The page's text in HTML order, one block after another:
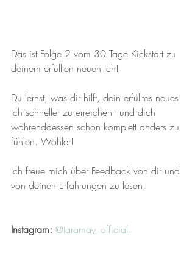
Das ist Folge 2 vom 30 Tage Kickstart zu
deinem erfüllten neuen Ich!
Du lernst, was dir hilft, dein erfülltes neues
Ich schneller zu erreichen - und dich
währenddessen schon komplett anders zu
fühlen. Wohler!
Ich freue mich über Feedback von dir und
von deinen Erfahrungen zu lesen!
Instagram: @taramay_official